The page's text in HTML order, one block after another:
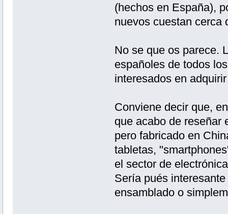
(hechos en España),
nuevos cuestan cerca
No se que os parece.
españoles de todos
interesados en
Conviene decir que,
que acabo de reseñar
pero fabricado en
tabletas,
el sector de
Sería pués
ensamblado o